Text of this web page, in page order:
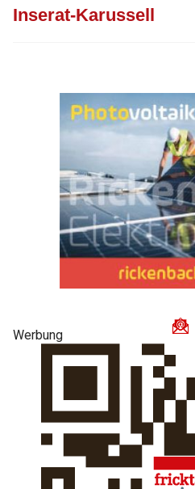
Inserat-Karussell
Werbung